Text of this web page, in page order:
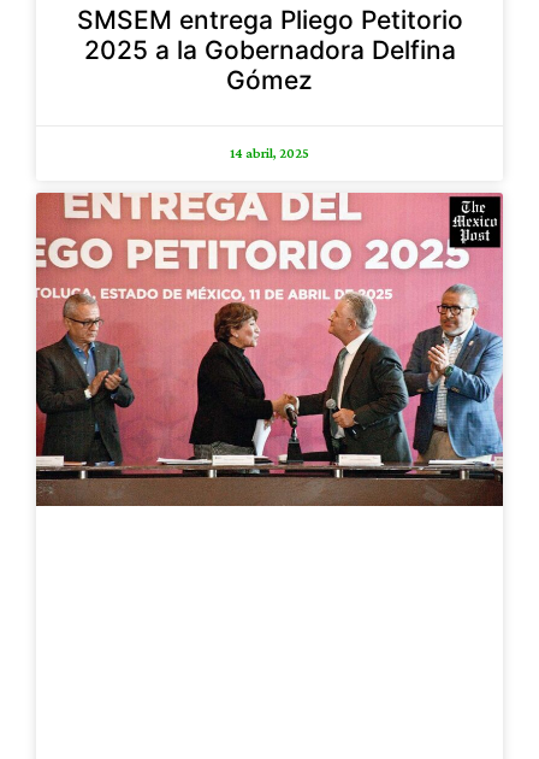
SMSEM entrega Pliego Petitorio
2025 a la Gobernadora Delfina
Gómez
14 abril, 2025